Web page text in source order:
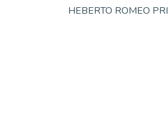
HEBERTO ROMEO